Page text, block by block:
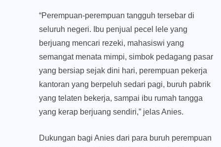
“Perempuan-perempuan tangguh tersebar di
seluruh negeri. Ibu penjual pecel lele yang
berjuang mencari rezeki, mahasiswi yang
semangat menata mimpi, simbok pedagang pasar
yang bersiap sejak dini hari, perempuan pekerja
kantoran yang berpeluh sedari pagi, buruh pabrik
yang telaten bekerja, sampai ibu rumah tangga
yang kerap berjuang sendiri,” jelas Anies.
Dukungan bagi Anies dari para buruh perempuan